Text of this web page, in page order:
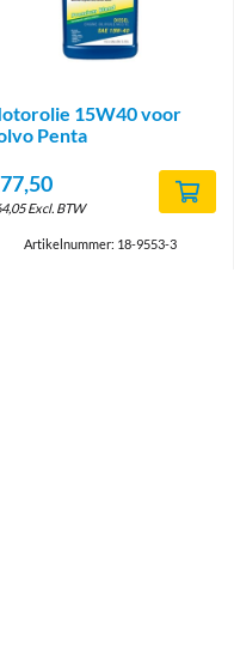
15W40 voor
Penta
77,50
Excl. BTW
Artikelnummer: 18-9553-3